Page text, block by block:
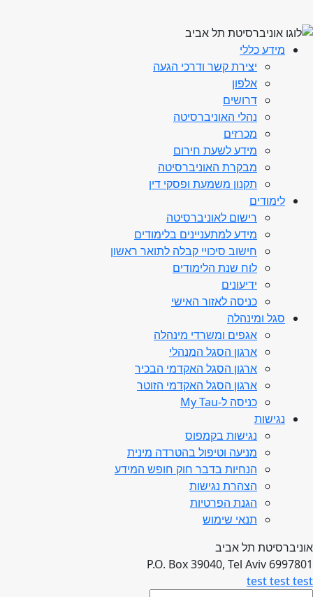
מידע כללי
יצירת קשר ודרכי הגעה
אלפון
דרושים
נהלי האוניברסיטה
מכרזים
מידע לשעת חירום
מבקרת האוניברסיטה
תקנון משמעת ופסקי דין
לימודים
רישום לאוניברסיטה
מידע למתעניינים בלימודים
חישוב סיכויי קבלה לתואר ראשון
לוח שנת הלימודים
ידיעונים
כניסה לאזור האישי
סגל ומינהלה
אגפים ומשרדי מינהלה
ארגון הסגל המנהלי
ארגון הסגל האקדמי הבכיר
ארגון הסגל האקדמי הזוטר
כניסה ל-My Tau
נגישות
נגישות בקמפוס
מניעה וטיפול בהטרדה מינית
הנחיות בדבר חוק חופש המידע
הצהרת נגישות
הגנת הפרטיות
תנאי שימוש
אוניברסיטת תל אביב
P.O. Box 39040, Tel Aviv 6997801
test test test